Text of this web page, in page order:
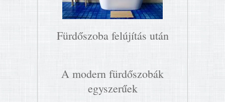
Fürdőszoba felújítás után
A modern fürdőszobák
egyszerűek